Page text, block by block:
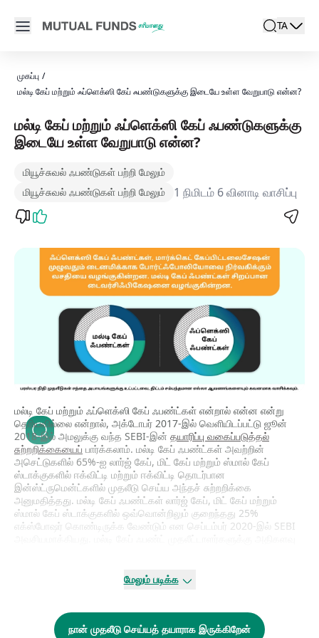
Open main menu
search
Locale
TA
active
முகப்பு /
மல்டி கேப் மற்றும் ஃப்ளெக்ஸி கேப் ஃபண்டுகளுக்கு இடையே உள்ள வேறுபாடு என்ன?
மல்டி கேப் மற்றும் ஃப்ளெக்ஸி கேப் ஃபண்டுகளுக்கு
இடையே உள்ள வேறுபாடு என்ன?
மியூச்சுவல் ஃபண்டுகள் பற்றி மேலும்
மியூச்சுவல் ஃபண்டுகள் பற்றி மேலும்
1 நிமிடம் 6 வினாடி வாசிப்பு
மல்டி கேப் மற்றும் ஃப்ளெக்ஸி கேப் ஃபண்ட்கள் என்றால் என்ன என்று
தெரியவில்லை என்றால், அக்டோபர் 2017-இல் வெளியிடப்பட்டு ஜூன்
2018-இல் அமலுக்கு வந்த SEBI-இன் தயாரிப்பு வகைப்படுத்தல்
சுற்றறிக்கையைப் பார்க்கலாம். மல்டி கேப் ஃபண்ட்கள் அவற்றின்
அசெட்டுகளில் 65%-ஐ லார்ஜ் கேப், மிட் கேப் மற்றும் ஸ்மால் கேப்
ஸ்டாக்குகளில் ஈக்விட்டி மற்றும் ஈக்விட்டி தொடர்பான
இன்ஸ்ட்ருமென்ட்களில் முதலீடு செய்ய அந்தச் சுற்றறிக்கை
அனுமதித்தது. மல்டி கேப் ஃபண்ட்கள் லார்ஜ் கேப், மிட் கேப் மற்றும்
ஸ்மால் கேப் ஸ்டாக்குகளில் ஒவ்வொன்றிலும் குறைந்தது 25%
எக்ஸ்போஷர் கொண்டிருக்க வேண்டும் என செப்டம்பர் 2020-இல் SEBI
துறையைக் கருத்தில்கொள்ள வேண்டி இருக்கும் என்பதால் பல
சமயங்களில் ஃபண்ட் மேனேஜர்கள் தங்கள் கணிப்புகளின் அடிப்படையில்
தடையாகிறது. அதனால் குறைந்தபட்சம் 25% ஒதுக்கீடு செய்ய
வேண்டும் என்ற விதிமுறையை ஏற்கக் கடினமாகிறது.
மேலும் படிக்க
நான் முதலீடு செய்யத் தயாராக இருக்கிறேன்